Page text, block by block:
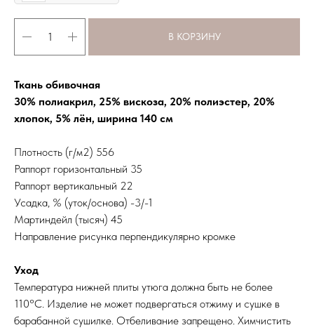
В КОРЗИНУ
Ткань обивочная
30% полиакрил, 25% вискоза, 20% полиэстер, 20%
хлопок, 5% лён, ширина 140 см
Плотность (г/м2) 556
Раппорт горизонтальный 35
Раппорт вертикальный 22
Усадка, % (уток/основа) -3/-1
Мартиндейл (тысяч) 45
Направление рисунка перпендикулярно кромке
Уход
Температура нижней плиты утюга должна быть не более
110°С. Изделие не может подвергаться отжиму и сушке в
барабанной сушилке. Отбеливание запрещено. Химчистить